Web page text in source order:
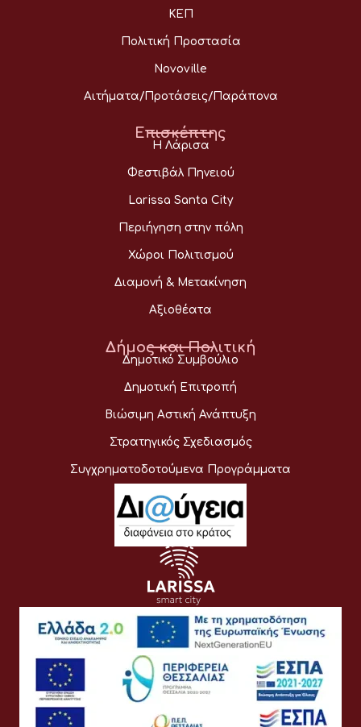
ΚΕΠ
Πολιτική Προστασία
Novoville
Αιτήματα/Προτάσεις/Παράπονα
Επισκέπτης
Η Λάρισα
Φεστιβάλ Πηνειού
Larissa Santa City
Περιήγηση στην πόλη
Χώροι Πολιτισμού
Διαμονή & Μετακίνηση
Αξιοθέατα
Δήμος και Πολιτική
Δημοτικό Συμβούλιο
Δημοτική Επιτροπή
Βιώσιμη Αστική Ανάπτυξη
Στρατηγικός Σχεδιασμός
Συγχρηματοδοτούμενα Προγράμματα